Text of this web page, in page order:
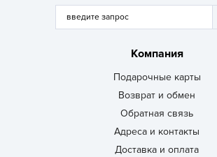
Компания
Подарочные карты
Возврат и обмен
Обратная связь
Адреса и контакты
Доставка и оплата